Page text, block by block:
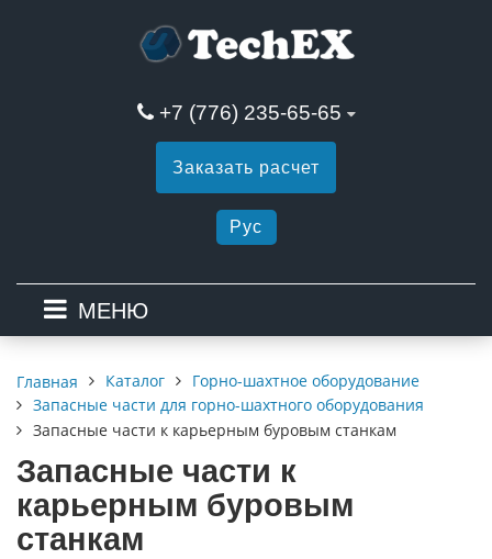
+7 (776) 235-65-65
Заказать расчет
Рус
МЕНЮ
Главная Каталог
Горно-шахтное оборудование
Запасные части для горно-шахтного оборудования
Запасные части к карьерным буровым станкам
Запасные части к
карьерным буровым
станкам